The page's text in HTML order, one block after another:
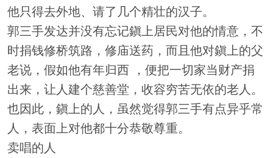
他只得去外地、请了几个精壮的汉子。
郭三手发达并没有忘记鎭上居民对他的情意，不
时捐钱修桥筑路，修庙送药，而且他对鎭上的父
老说，假如他有年归西 ，便把一切家当财产捐
出来，让人建个慈善堂，收容穷苦无依的老人。
也因此，鎭上的人，虽然觉得郭三手有点异乎常
人，表面上对他都十分恭敬尊重。
卖唱的人